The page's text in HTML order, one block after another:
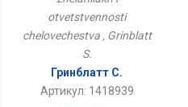
otvetstvennosti
chelovechestva , Grinblatt
S.
Гринблатт С.
Артикул: 1418939